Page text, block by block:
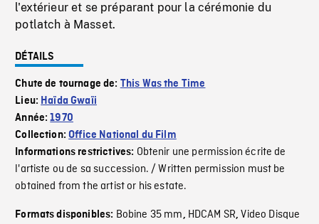
l'extérieur et se préparant pour la cérémonie du
potlatch à Masset.
DÉTAILS
Chute de tournage de: This Was the Time
Lieu: Haïda Gwaïi
Année:1970
Collection:Office National du Film
Informations restrictives: Obtenir une permission écrite de
l'artiste ou de sa succession. / Written permission must be
obtained from the artist or his estate.
Formats disponibles: Bobine 35 mm, HDCAM SR,Video Disque